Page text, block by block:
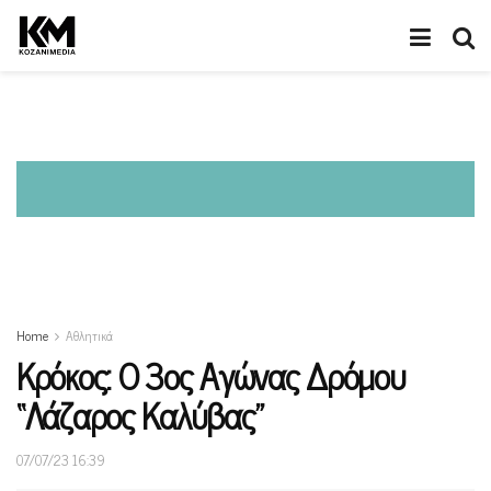
Home Αθλητικά
Κρόκος: Ο 3ος Αγώνας Δρόμου
“Λάζαρος Καλύβας”
07/07/23 16:39